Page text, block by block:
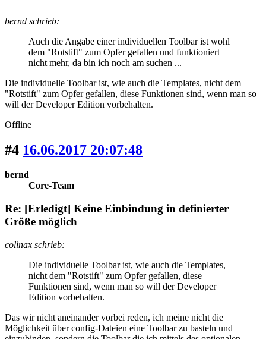
bernd schrieb:
Auch die Angabe einer individuellen Toolbar ist wohl
dem "Rotstift" zum Opfer gefallen und funktioniert
nicht mehr, da bin ich noch am suchen ...
Die individuelle Toolbar ist, wie auch die Templates, nicht dem
"Rotstift" zum Opfer gefallen, diese Funktionen sind, wenn man so
will der Developer Edition vorbehalten.
Offline
#4 16.06.2017 20:07:48
bernd
Core-Team
Re: [Erledigt] Keine Einbindung in definierter
Größe möglich
colinax schrieb:
Die individuelle Toolbar ist, wie auch die Templates,
nicht dem "Rotstift" zum Opfer gefallen, diese
Funktionen sind, wenn man so will der Developer
Edition vorbehalten.
Das wir nicht aneinander vorbei reden, ich meine nicht die
Möglichkeit über config-Dateien eine Toolbar zu basteln und